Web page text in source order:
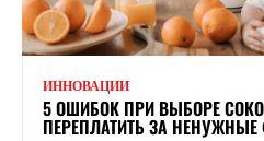
ИННОВАЦИИ
5 ОШИБОК ПРИ ВЫБОРЕ
ПЕРЕПЛАТИТЬ ЗА